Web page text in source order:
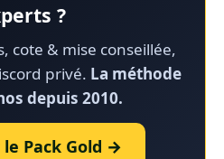
?
cote & mise conseillée,
privé. La méthode
depuis 2010.
Pack Gold →